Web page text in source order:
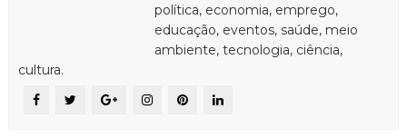
política, economia, emprego,
educação, eventos, saúde, meio
ambiente, tecnologia, ciência,
cultura.